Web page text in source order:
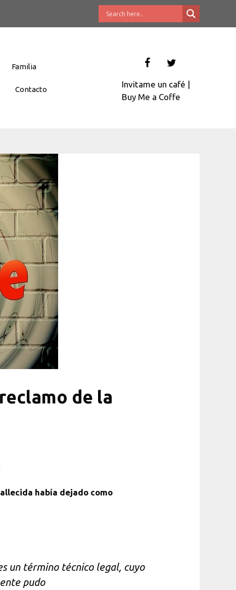
Familia
Contacto
Invitame un café |
Buy Me a Coffe
de la
había dejado como
un término técnico legal, cuyo
pudo